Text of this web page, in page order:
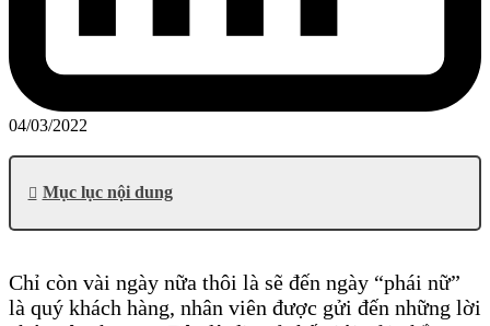
04/03/2022
Mục lục nội dung
Chỉ còn vài ngày nữa thôi là sẽ đến ngày “phái nữ”
là quý khách hàng, nhân viên được gửi đến những lời